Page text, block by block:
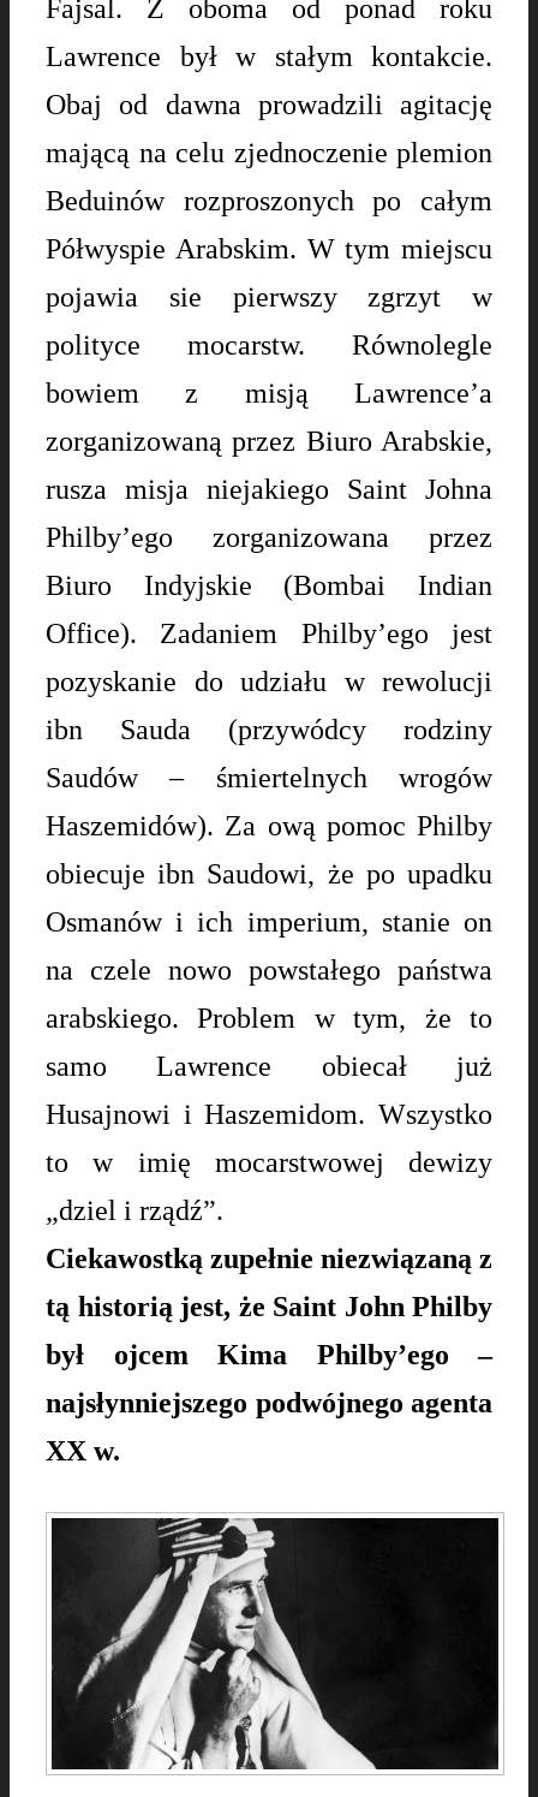
Fajsal. Z oboma od ponad roku
Lawrence był w stałym kontakcie.
Obaj od dawna prowadzili agitację
mającą na celu zjednoczenie plemion
Beduinów rozproszonych po całym
Półwyspie Arabskim. W tym miejscu
pojawia sie pierwszy zgrzyt w
polityce mocarstw. Równolegle
bowiem z misją Lawrence’a
zorganizowaną przez Biuro Arabskie,
rusza misja niejakiego Saint Johna
Philby’ego zorganizowana przez
Biuro Indyjskie (Bombai Indian
Office). Zadaniem Philby’ego jest
pozyskanie do udziału w rewolucji
ibn Sauda (przywódcy rodziny
Saudów – śmiertelnych wrogów
Haszemidów). Za ową pomoc Philby
obiecuje ibn Saudowi, że po upadku
Osmanów i ich imperium, stanie on
na czele nowo powstałego państwa
arabskiego. Problem w tym, że to
samo Lawrence obiecał już
Husajnowi i Haszemidom. Wszystko
to w imię mocarstwowej dewizy
„dziel i rządź”.
Ciekawostką zupełnie niezwiązaną z
tą historią jest, że Saint John Philby
był ojcem Kima Philby’ego –
najsłynniejszego podwójnego agenta
XX w.